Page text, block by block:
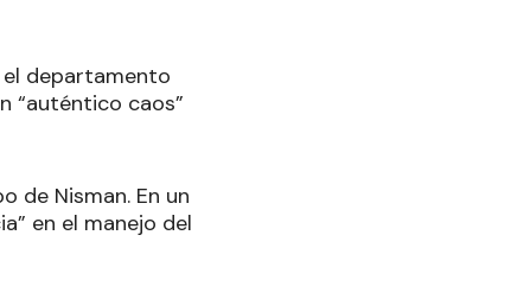
departamento
“auténtico caos”
de Nisman. En un
en el manejo del